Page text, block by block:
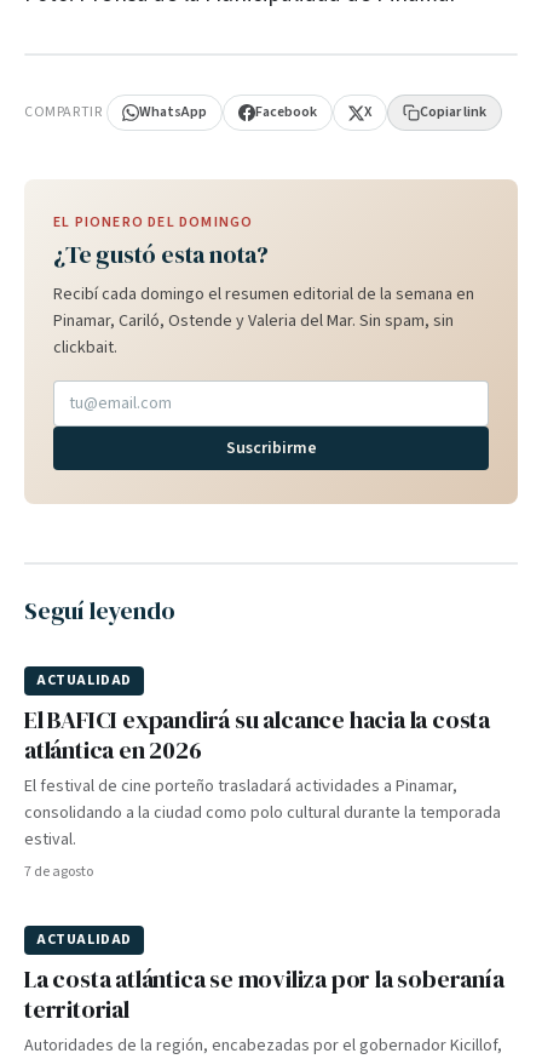
COMPARTIR WhatsApp Facebook X Copiar link
EL PIONERO DEL DOMINGO
¿Te gustó esta nota?
Recibí cada domingo el resumen editorial de la semana en
Pinamar, Cariló, Ostende y Valeria del Mar. Sin spam, sin
clickbait.
Suscribirme
Seguí leyendo
ACTUALIDAD
El BAFICI expandirá su alcance hacia la costa
atlántica en 2026
El festival de cine porteño trasladará actividades a Pinamar,
consolidando a la ciudad como polo cultural durante la temporada
estival.
7 de agosto
ACTUALIDAD
La costa atlántica se moviliza por la soberanía
territorial
Autoridades de la región, encabezadas por el gobernador Kicillof,